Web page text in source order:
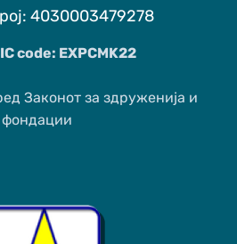
4030003479278
code: EXPCMK22
Законот за здруженија и
фондации